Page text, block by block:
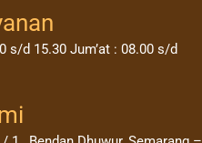
s/d 15.30 Jum’at : 08.00 s/d